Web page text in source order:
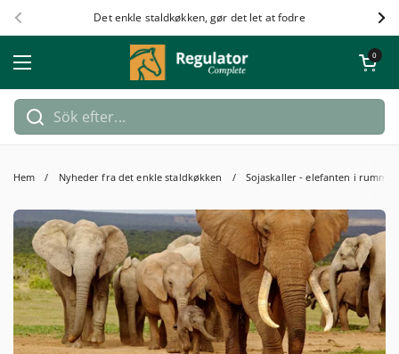
Föregående
Det enkle staldkøkken, gør det let at fodre
Öppna meny
Öppna
0
Hem / Nyheder fra det enkle staldkøkken / Sojaskaller - elefanten i